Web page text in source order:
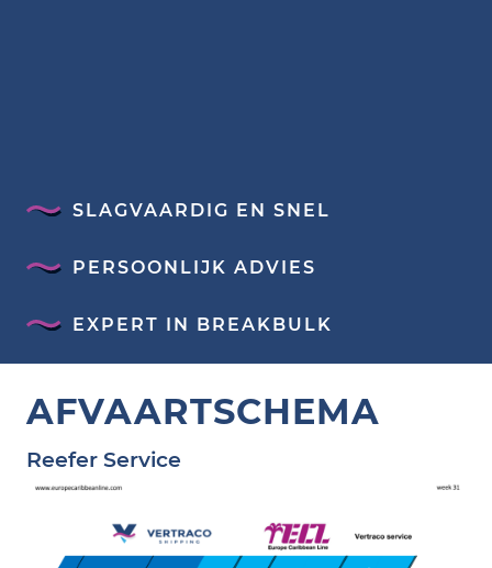
SLAGVAARDIG EN SNEL
PERSOONLIJK ADVIES
EXPERT IN BREAKBULK
AFVAARTSCHEMA
Reefer Service